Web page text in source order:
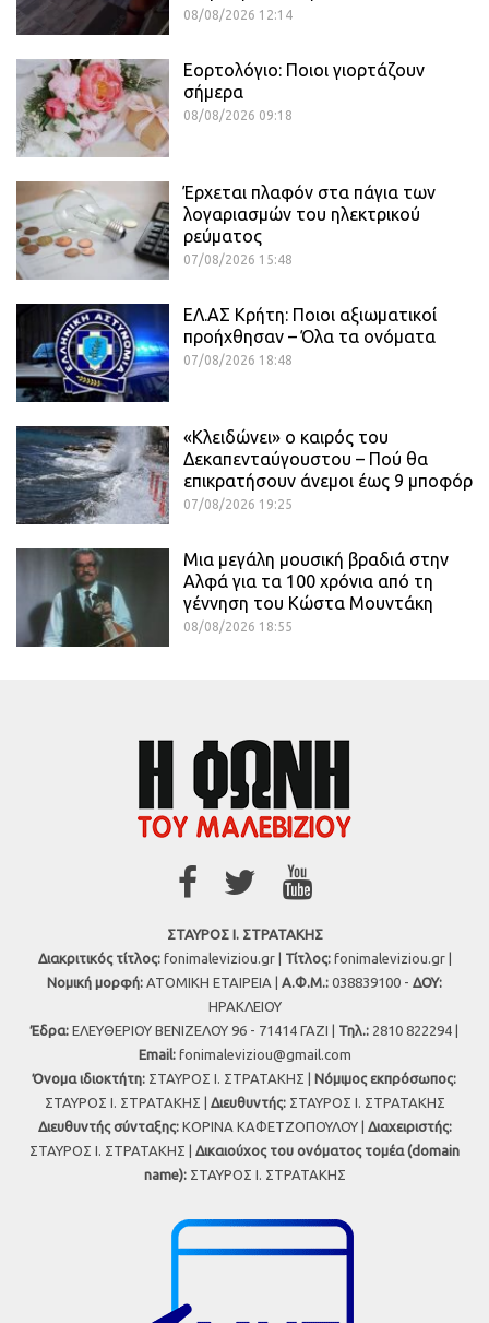
08/08/2026 12:14
Εορτολόγιο: Ποιοι γιορτάζουν
σήμερα
08/08/2026 09:18
Έρχεται πλαφόν στα πάγια των
λογαριασμών του ηλεκτρικού
ρεύματος
07/08/2026 15:48
ΕΛ.ΑΣ Κρήτη: Ποιοι αξιωματικοί
προήχθησαν – Όλα τα ονόματα
07/08/2026 18:48
«Κλειδώνει» ο καιρός του
Δεκαπενταύγουστου – Πού θα
επικρατήσουν άνεμοι έως 9 μποφόρ
07/08/2026 19:25
Μια μεγάλη μουσική βραδιά στην
Αλφά για τα 100 χρόνια από τη
γέννηση του Κώστα Μουντάκη
08/08/2026 18:55
ΣΤΑΥΡΟΣ Ι. ΣΤΡΑΤΑΚΗΣ
Διακριτικός τίτλος:fonimaleviziou.gr | Τίτλος:fonimaleviziou.gr |
Νομική μορφή: ΑΤΟΜΙΚΗ ΕΤΑΙΡΕΙΑ | Α.Φ.Μ.: 038839100 - ΔΟΥ:
ΗΡΑΚΛΕΙΟΥ
Έδρα: ΕΛΕΥΘΕΡΙΟΥ ΒΕΝΙΖΕΛΟΥ 96 - 71414 ΓΑΖΙ | Τηλ.: 2810 822294 |
Εmail: fonimaleviziou@gmail.com
Όνομα ιδιοκτήτη: ΣΤΑΥΡΟΣ Ι. ΣΤΡΑΤΑΚΗΣ | Νόμιμος εκπρόσωπος:
ΣΤΑΥΡΟΣ Ι. ΣΤΡΑΤΑΚΗΣ | Διευθυντής:ΣΤΑΥΡΟΣ Ι. ΣΤΡΑΤΑΚΗΣ
Διευθυντής σύνταξης:ΚΟΡΙΝΑ ΚΑΦΕΤΖΟΠΟΥΛΟΥ | Διαχειριστής:
ΣΤΑΥΡΟΣ Ι. ΣΤΡΑΤΑΚΗΣ | Δικαιούχος του ονόματος τομέα (domain
name):ΣΤΑΥΡΟΣ Ι. ΣΤΡΑΤΑΚΗΣ